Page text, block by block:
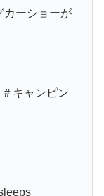
カーショーが
キャンピン